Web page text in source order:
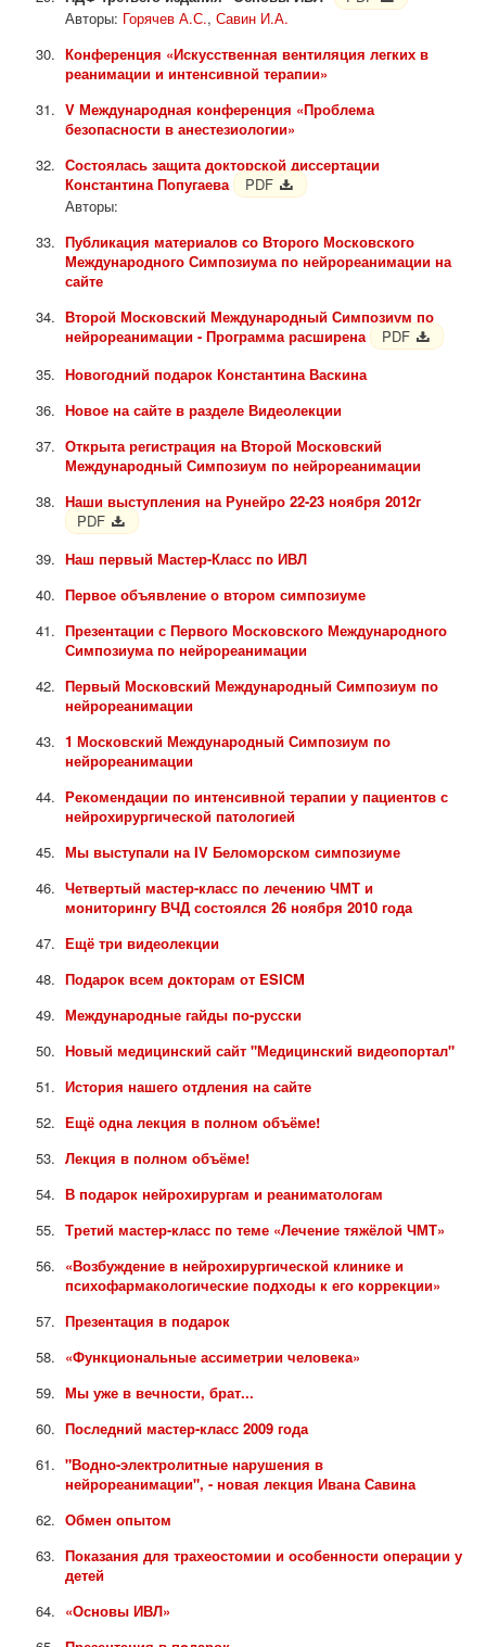
Авторы: Горячев А.С., Савин И.А.
Конференция «Искусственная вентиляция легких в
реанимации и интенсивной терапии»
V Международная конференция «Проблема
безопасности в анестезиологии»
Состоялась защита докторской диссертации
Константина Попугаева
PDF
Авторы:
Публикация материалов со Второго Московского
Международного Симпозиума по нейрореанимации на
сайте
Второй Московский Международный Симпозиум по
нейрореанимации - Программа расширена
PDF
Новогодний подарок Константина Васкина
Новое на сайте в разделе Видеолекции
Открыта регистрация на Второй Московский
Международный Симпозиум по нейрореанимации
Наши выступления на Рунейро 22-23 ноября 2012г
PDF
Наш первый Мастер-Класс по ИВЛ
Первое объявление о втором симпозиуме
Презентации с Первого Московского Международного
Симпозиума по нейрореанимации
Первый Московский Международный Симпозиум по
нейрореанимации
1 Московский Международный Симпозиум по
нейрореанимации
Рекомендации по интенсивной терапии у пациентов с
нейрохирургической патологией
Мы выступали на IV Беломорском симпозиуме
Четвертый мастер-класс по лечению ЧМТ и
мониторингу ВЧД состоялся 26 ноября 2010 года
Ещё три видеолекции
Подарок всем докторам от ESICM
Международные гайды по-русски
Новый медицинский сайт "Медицинский видеопортал"
История нашего отдления на сайте
Ещё одна лекция в полном объёме!
Лекция в полном объёме!
В подарок нейрохирургам и реаниматологам
Третий мастер-класс по теме «Лечение тяжёлой ЧМТ»
«Возбуждение в нейрохирургической клинике и
психофармакологические подходы к его коррекции»
Презентация в подарок
«Функциональные ассиметрии человека»
Мы уже в вечности, брат...
Последний мастер-класс 2009 года
"Водно-электролитные нарушения в
нейрореанимации", - новая лекция Ивана Савина
Обмен опытом
Показания для трахеостомии и особенности операции у
детей
«Основы ИВЛ»